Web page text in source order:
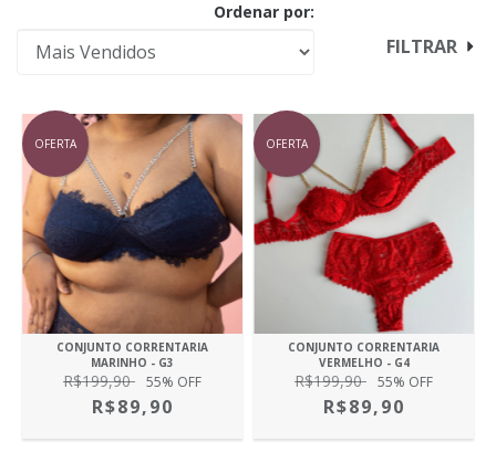
Ordenar por:
FILTRAR
OFERTA
CONJUNTO CORRENTARIA
MARINHO - G3
R$199,90 55% OFF
R$89,90
OFERTA
CONJUNTO CORRENTARIA
VERMELHO - G4
R$199,90 55% OFF
R$89,90